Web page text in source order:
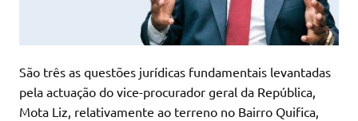
São três as questões jurídicas fundamentais levantadas
pela actuação do vice-procurador geral da República,
Mota Liz, relativamente ao terreno no Bairro Quifica,